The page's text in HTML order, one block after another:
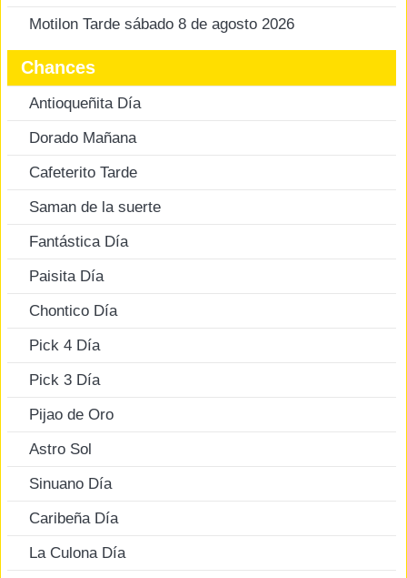
Motilon Tarde sábado 8 de agosto 2026
Chances
Antioqueñita Día
Dorado Mañana
Cafeterito Tarde
Saman de la suerte
Fantástica Día
Paisita Día
Chontico Día
Pick 4 Día
Pick 3 Día
Pijao de Oro
Astro Sol
Sinuano Día
Caribeña Día
La Culona Día